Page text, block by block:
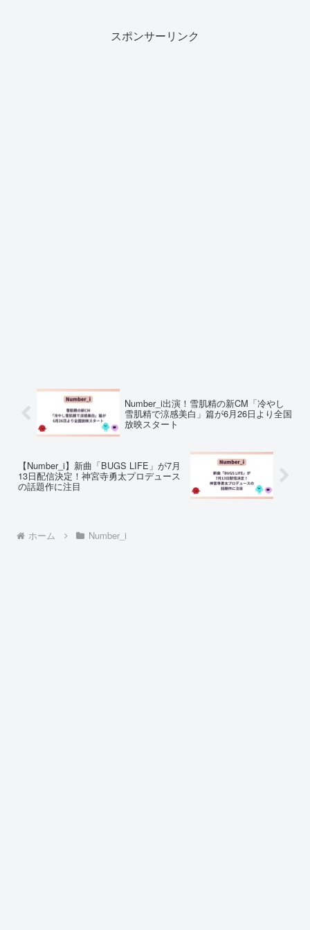
スポンサーリンク
Number_i出演！雪肌精の新CM「冷やし
雪肌精で涼感美白」篇が6月26日より全国
放映スタート
【Number_i】新曲「BUGS LIFE」が7月
13日配信決定！神宮寺勇太プロデュース
の話題作に注目
ホーム Number_i